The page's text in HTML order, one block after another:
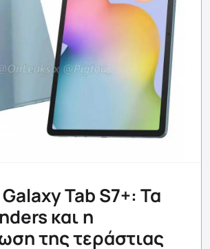
Tab S7+: Τα
και η
της τεράστιας